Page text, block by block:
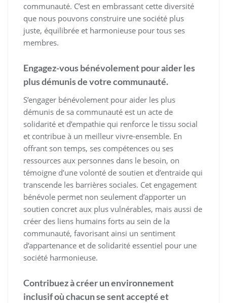
communauté. C’est en embrassant cette diversité
que nous pouvons construire une société plus
juste, équilibrée et harmonieuse pour tous ses
membres.
Engagez-vous bénévolement pour aider les
plus démunis de votre communauté.
S’engager bénévolement pour aider les plus
démunis de sa communauté est un acte de
solidarité et d’empathie qui renforce le tissu social
et contribue à un meilleur vivre-ensemble. En
offrant son temps, ses compétences ou ses
ressources aux personnes dans le besoin, on
témoigne d’une volonté de soutien et d’entraide qui
transcende les barrières sociales. Cet engagement
bénévole permet non seulement d’apporter un
soutien concret aux plus vulnérables, mais aussi de
créer des liens humains forts au sein de la
communauté, favorisant ainsi un sentiment
d’appartenance et de solidarité essentiel pour une
société harmonieuse.
Contribuez à créer un environnement
inclusif où chacun se sent accepté et